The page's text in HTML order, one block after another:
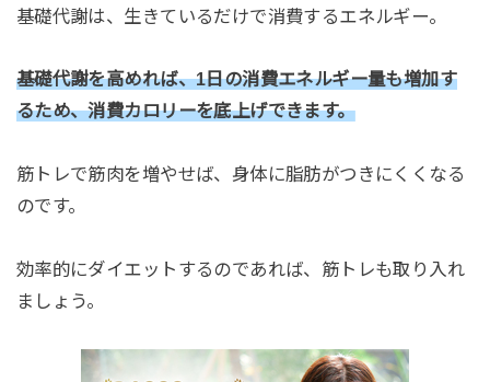
基礎代謝は、生きているだけで消費するエネルギー。
基礎代謝を高めれば、1日の消費エネルギー量も増加す
るため、消費カロリーを底上げできます。
筋トレで筋肉を増やせば、身体に脂肪がつきにくくなる
のです。
効率的にダイエットするのであれば、筋トレも取り入れ
ましょう。